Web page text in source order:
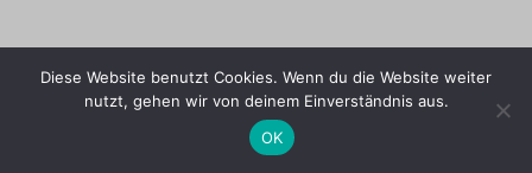
Diese Website benutzt Cookies. Wenn du die Website weiter
nutzt, gehen wir von deinem Einverständnis aus.
OK